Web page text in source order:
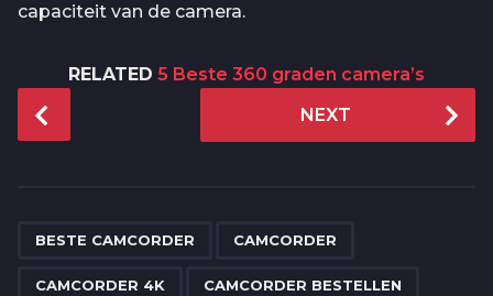
capaciteit van de camera.
RELATED 5 Beste 360 graden camera’s
P
NEXT
BESTE CAMCORDER CAMCORDER
CAMCORDER 4K CAMCORDER BESTELLEN